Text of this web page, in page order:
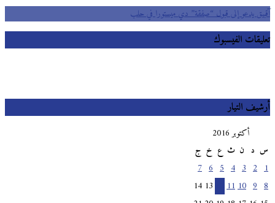
آقبيق يدعو إلى قبول “صفقة” دي ميستورا في حلب
تعليقات الفيسبوك
أرشيف التيار
أكتوبر 2016
س
ث خ ج
10
11
12
13
14